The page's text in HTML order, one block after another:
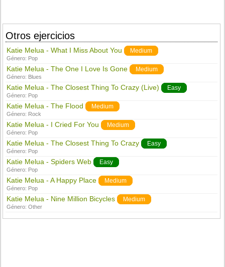
Otros ejercicios
Katie Melua - What I Miss About You Medium
Género: Pop
Katie Melua - The One I Love Is Gone Medium
Género: Blues
Katie Melua - The Closest Thing To Crazy (Live) Easy
Género: Pop
Katie Melua - The Flood Medium
Género: Rock
Katie Melua - I Cried For You Medium
Género: Pop
Katie Melua - The Closest Thing To Crazy Easy
Género: Pop
Katie Melua - Spiders Web Easy
Género: Pop
Katie Melua - A Happy Place Medium
Género: Pop
Katie Melua - Nine Million Bicycles Medium
Género:Other